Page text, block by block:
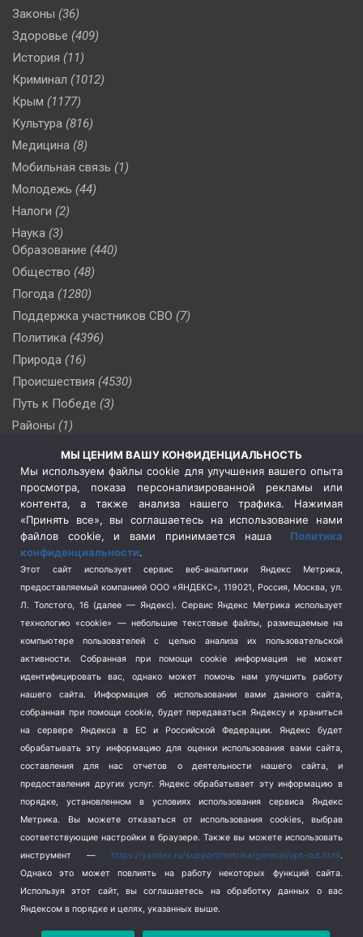
Законы (36)
Здоровье (409)
История (11)
Криминал (1012)
Крым (1177)
Культура (816)
Медицина (8)
Мобильная связь (1)
Молодежь (44)
Налоги (2)
Наука (3)
Образование (440)
Общество (48)
Погода (1280)
Поддержка участников СВО (7)
Политика (4396)
Природа (16)
Происшествия (4530)
Путь к Победе (3)
Районы (1)
Сельское хозяйство (3)
Социальная политика
(3)
Спецоперация в Украине
Спецоперация на Украине
(404)
Спорт (740)
Терроризм (1)
Транспорт (262)
Туризм (178)
Флот (76)
Школа и спорт (2)
Экология (8)
Экономика (1172)
Copyright © 2026
МЫ ЦЕНИМ ВАШУ КОНФИДЕНЦИАЛЬНОСТЬ
Мы используем файлы cookie для улучшения вашего опыта
просмотра, показа персонализированной рекламы или
контента, а также анализа нашего трафика. Нажимая
«Принять все», вы соглашаетесь на использование нами
файлов cookie, и вами принимается наша Политика
конфиденциальности.
Этот сайт использует сервис веб-аналитики Яндекс Метрика,
предоставляемый компанией ООО «ЯНДЕКС», 119021, Россия, Москва, ул.
Л. Толстого, 16 (далее — Яндекс). Сервис Яндекс Метрика использует
технологию «cookie» — небольшие текстовые файлы, размещаемые на
компьютере пользователей с целью анализа их пользовательской
активности.
Собранная при помощи cookie информация не может
идентифицировать вас, однако может помочь нам улучшить работу
нашего сайта. Информация об использовании вами данного сайта,
собранная при помощи cookie, будет передаваться Яндексу и храниться
на сервере Яндекса в ЕС и Российской Федерации. Яндекс будет
обрабатывать эту информацию для оценки использования вами сайта,
составления для нас отчетов о деятельности нашего сайта, и
предоставления других услуг. Яндекс обрабатывает эту информацию в
порядке, установленном в условиях использования сервиса Яндекс
Метрика.
Вы можете отказаться от использования cookies, выбрав
соответствующие настройки в браузере. Также вы можете использовать
инструмент — https://yandex.ru/support/metrika/general/opt-out.html.
Однако это может повлиять на работу некоторых функций сайта.
Используя этот сайт, вы соглашаетесь на обработку данных о вас
Яндексом в порядке и целях, указанных выше.